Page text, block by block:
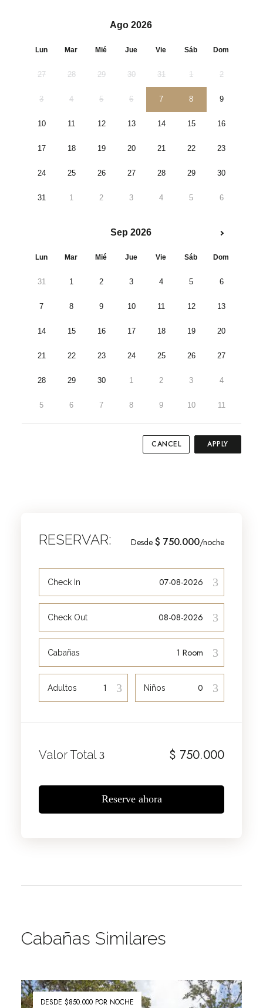
Ago 2026
Lun Mar Mié Jue Vie Sáb Dom
27 28 29 30 31 1 2
3 4 5 6 7 8 9
10 11 12 13 14 15 16
17 18 19 20 21 22 23
24 25 26 27 28 29 30
31 1 2 3 4 5 6
Sep 2026
Lun Mar Mié Jue Vie Sáb Dom
31 1 2 3 4 5 6
7 8 9 10 11 12 13
14 15 16 17 18 19 20
21 22 23 24 25 26 27
28 29 30 1 2 3 4
5 6 7 8 9 10 11
CANCEL APPLY
RESERVAR: Desde$ 750.000/noche
Check In
Check Out
Cabañas
Adultos Niños
Valor Total $ 750.000
Reserve ahora
Cabañas Similares
DESDE $850.000 POR NOCHE